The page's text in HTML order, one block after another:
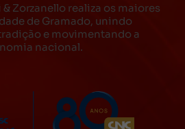
& Zorzanello realiza os maiores
de Gramado, unindo
e movimentando a
nacional.